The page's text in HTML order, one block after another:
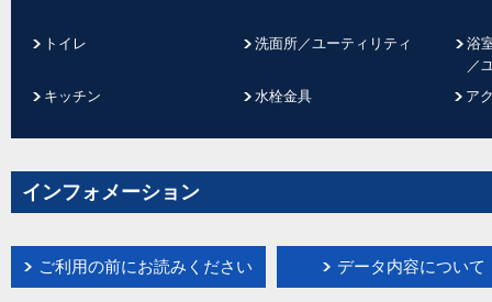
トイレ 洗面所／ユーティリティ
浴
／
キッチン
水栓金具 ア
インフォメーション
ご利用の前にお読みください データ内容について